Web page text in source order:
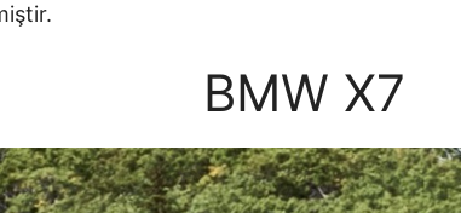
BMW X7